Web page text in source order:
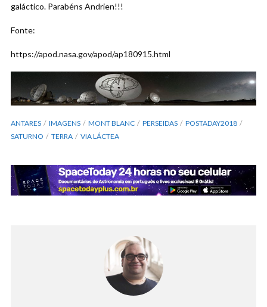
galáctico. Parabéns Andrien!!!
Fonte:
https://apod.nasa.gov/apod/ap180915.html
ANTARES IMAGENS MONT BLANC PERSEIDAS
POSTADAY2018
SATURNO
TERRA VIA LÁCTEA